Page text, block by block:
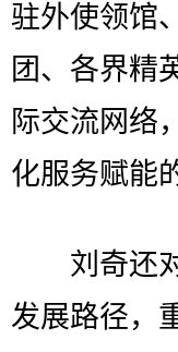
驻外使领馆
团、各界精
际交流网络
化服务赋能
刘奇还对
发展路径，